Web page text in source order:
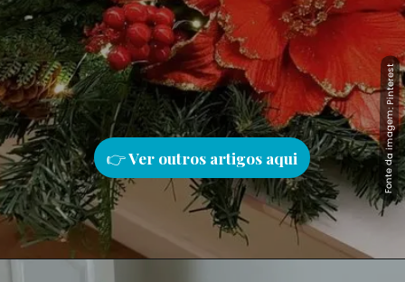
👉Ver outros artigos aqui Fonte da imagem: Pinterest
Fonte da imagem: Pinterest